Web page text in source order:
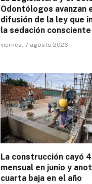
Odontólogos avanzan
difusión de la ley que
la sedación consciente
viernes, 7 agosto 2026
La construcción cayó
mensual en junio y
cuarta baja en el año